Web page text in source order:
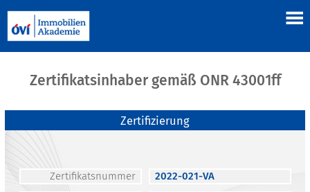
Zertifikatsinhaber gemäß ONR 43001ff
Zertifizierung
Zertifikatsnummer
2022-021-VA